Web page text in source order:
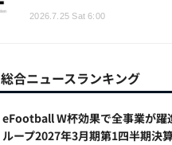
2026.7.25 Sat 6:00
総合ニュースランキング
eFootball W杯効果で全事業が
ループ2027年3月期第1四半期決